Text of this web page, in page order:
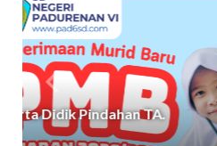
Sistem Penerimaan
2026-2027